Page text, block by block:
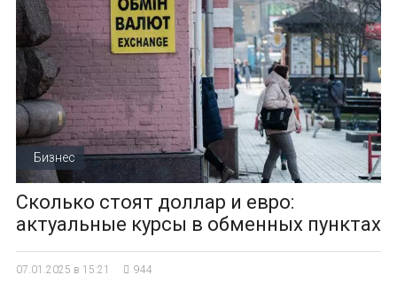
Бизнес
Сколько стоят доллар и евро:
актуальные курсы в обменных пунктах
07.01.2025 в 15:21 944